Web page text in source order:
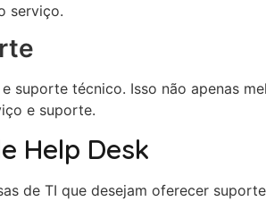
serviço.
técnico. Isso não apenas
e suporte.
Help Desk
de TI que desejam oferecer